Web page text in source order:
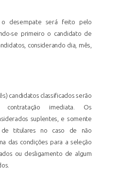
o desempate será feito pelo
se primeiro o candidato de
considerando dia, mês,
candidatos classificados serão
imediata. Os
suplentes, e somente
de titulares no caso de não
das condições para a seleção
ou desligamento de algum